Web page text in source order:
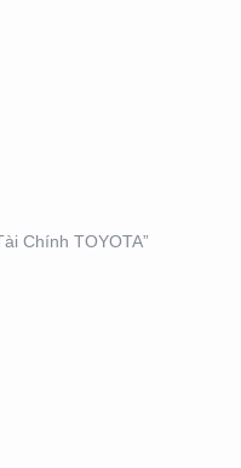
Chính TOYOTA”